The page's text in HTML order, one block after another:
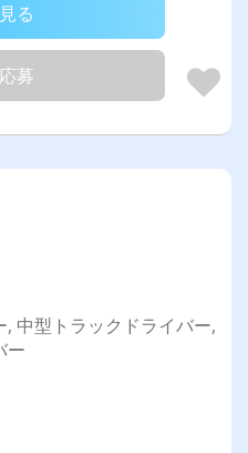
る
募
中型トラックドライバー,
ー